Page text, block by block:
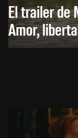
El trailer de
Amor,